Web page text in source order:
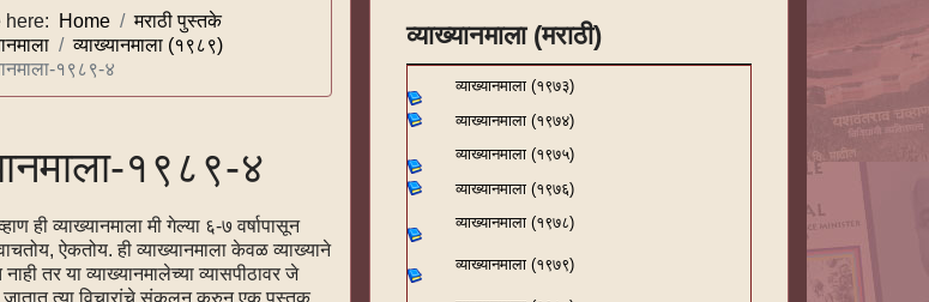
here: Home
मराठी पुस्तके
व्याख्यानमाला (१९८९)
१९८९-४
१९८९-४
ही व्याख्यानमाला मी गेल्या ६-७ वर्षापासून
ऐकतोय. ही व्याख्यानमाला केवळ व्याख्याने
तर या व्याख्यानमालेच्या व्यासपीठावर जे
व्याख्यानमाला (मराठी)
व्याख्यानमाला (१९७३)
व्याख्यानमाला (१९७४)
व्याख्यानमाला (१९७५)
व्याख्यानमाला (१९७६)
व्याख्यानमाला (१९७८)
व्याख्यानमाला (१९७९)